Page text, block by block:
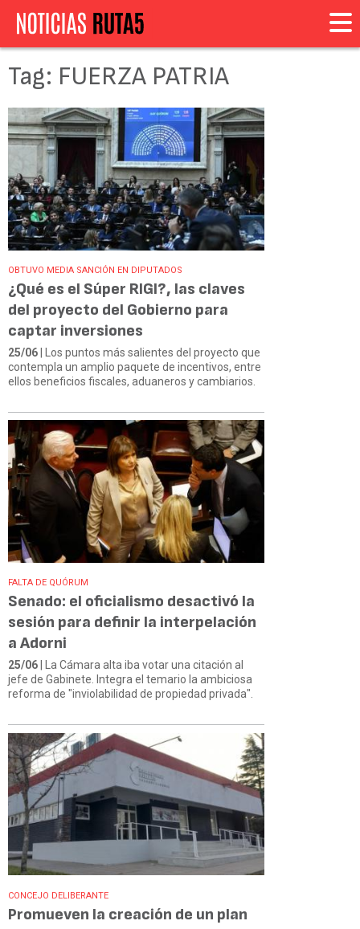
Tag: FUERZA PATRIA
OBTUVO MEDIA SANCIÓN EN DIPUTADOS
¿Qué es el Súper RIGI?, las claves
del proyecto del Gobierno para
captar inversiones
25/06 | Los puntos más salientes del proyecto que
contempla un amplio paquete de incentivos, entre
ellos beneficios fiscales, aduaneros y cambiarios.
FALTA DE QUÓRUM
Senado: el oficialismo desactivó la
sesión para definir la interpelación
a Adorni
25/06 | La Cámara alta iba votar una citación al
jefe de Gabinete. Integra el temario la ambiciosa
reforma de "inviolabilidad de propiedad privada".
CONCEJO DELIBERANTE
Promueven la creación de un plan